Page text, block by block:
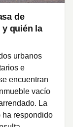
de
y quién la
urbanos
e
encuentran
vacío
La
ha respondido